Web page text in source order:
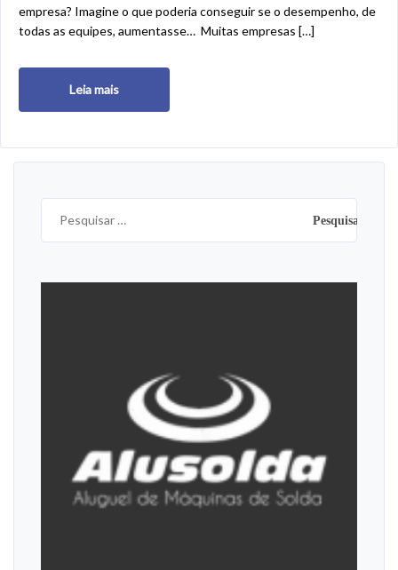
empresa? Imagine o que poderia conseguir se o desempenho, de
todas as equipes, aumentasse… Muitas empresas […]
Leia mais
por: